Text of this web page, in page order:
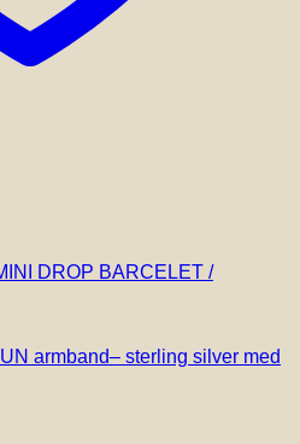
DROP BARCELET /